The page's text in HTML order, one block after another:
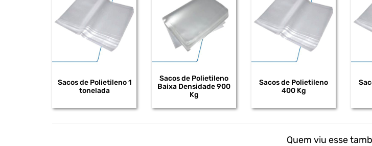
Sacos de Polietileno 1
tonelada
Sacos de Polietileno
Baixa Densidade 900
Kg
Sacos de Polietileno
400 Kg
Quem viu esse